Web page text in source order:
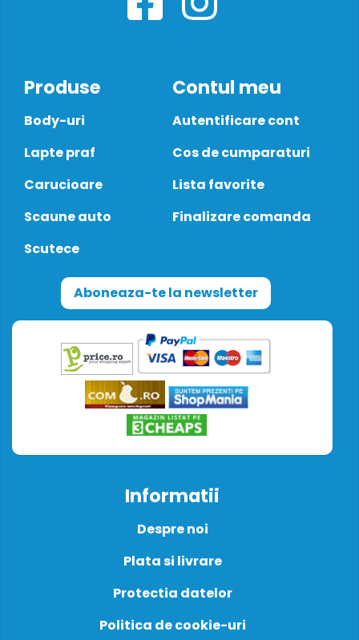
Produse
Body-uri
Lapte praf
Carucioare
Scaune auto
Scutece
Contul meu
Autentificare cont
Cos de cumparaturi
Lista favorite
Finalizare comanda
Aboneaza-te la newsletter
Informatii
Despre noi
Plata si livrare
Protectia datelor
Politica de cookie-uri